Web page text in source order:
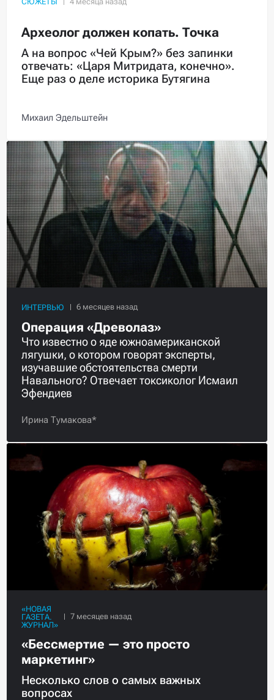
Археолог должен копать. Точка
А на вопрос «Чей Крым?» без запинки
отвечать: «Царя Митридата, конечно».
Еще раз о деле историка Бутягина
Михаил Эдельштейн
ИНТЕРВЬЮ
Операция «Древолаз»
Что известно о яде южноамериканской
лягушки, о котором говорят эксперты,
изучавшие обстоятельства смерти
Навального? Отвечает токсиколог Исмаил
Эфендиев
Ирина Тумакова*
«НОВАЯ
ГАЗЕТА.
ЖУРНАЛ»
«Бессмертие — это просто
маркетинг»
Несколько слов о самых важных
вопросах